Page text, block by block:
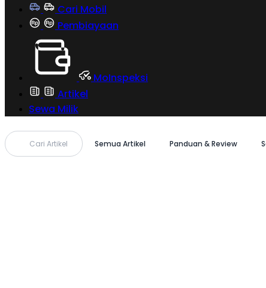
Cari Mobil
Pembiayaan
MoInspeksi
Artikel
Sewa Milik
Cari Artikel Semua Artikel Panduan & Review